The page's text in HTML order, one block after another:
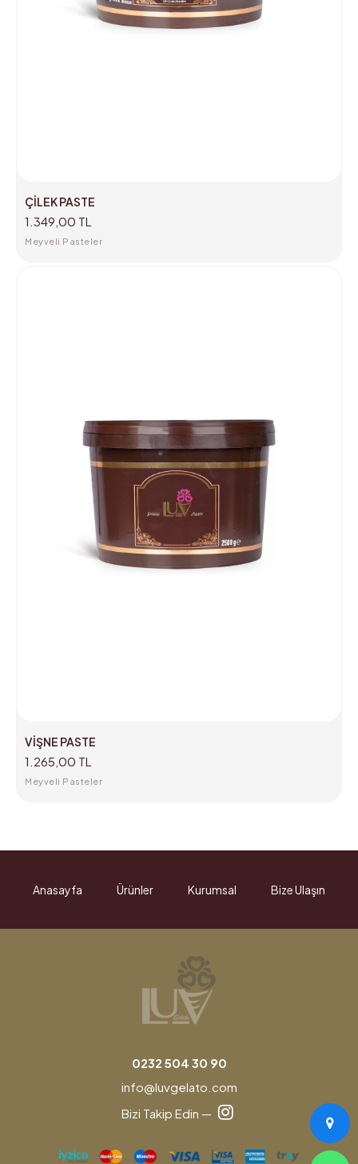
ÇİLEK PASTE
1.349,00 TL
Meyveli Pasteler
VİŞNE PASTE
1.265,00 TL
Meyveli Pasteler
Anasayfa Ürünler Kurumsal Bize Ulaşın
0232 504 30 90
info@luvgelato.com
Bizi Takip Edin —